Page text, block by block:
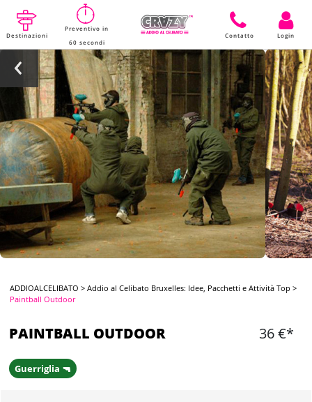
Destinazioni
Preventivo in
60 secondi
Contatto Login
ADDIOALCELIBATO >Addio al Celibato Bruxelles: Idee, Pacchetti e Attività Top >
Paintball Outdoor
PAINTBALL OUTDOOR 36 €*
Guerriglia 🔫